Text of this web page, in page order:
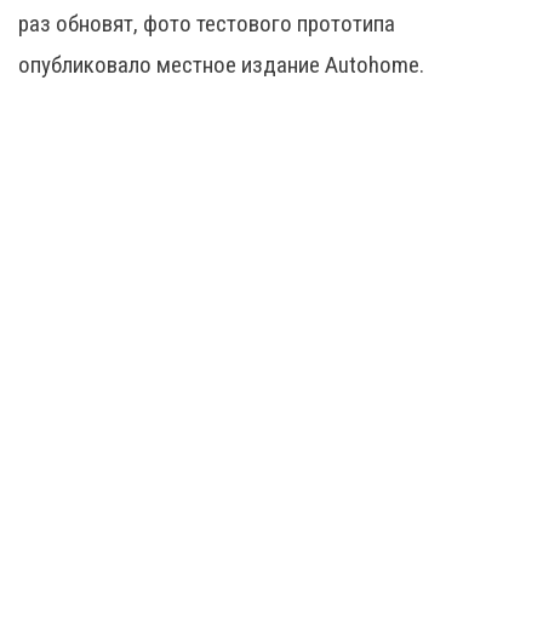
раз обновят, фото тестового прототипа
опубликовало местное издание Autohome.